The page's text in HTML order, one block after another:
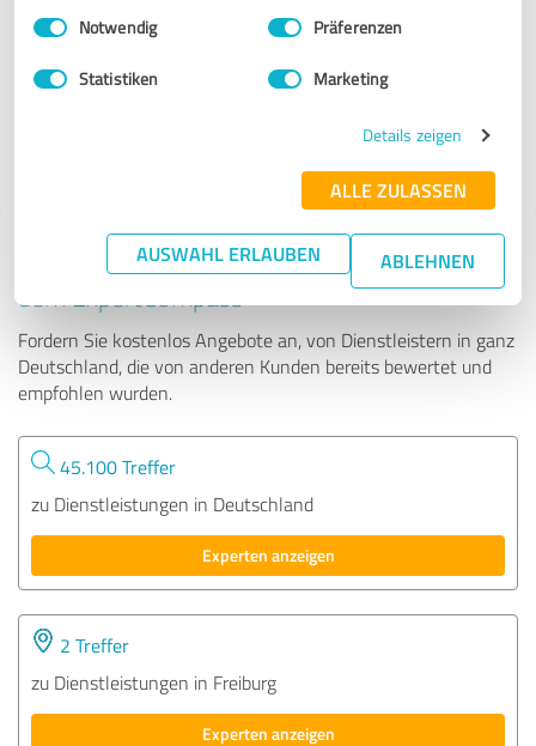
Impressum Datenschutzbestimmungen
Einwilligungsauswahl
Notwendig Präferenzen
Statistiken Marketing
Details zeigen
ALLE ZULASSEN
AUSWAHL ERLAUBEN ABLEHNEN
Hanse Mondial GmbH
Tipp: Die passenden Experten finden - mit
dem ExpertCompass
Fordern Sie kostenlos Angebote an, von Dienstleistern in ganz
Deutschland, die von anderen Kunden bereits bewertet und
empfohlen wurden.
45.100 Treffer
zu Dienstleistungen in Deutschland
Experten anzeigen
2 Treffer
zu Dienstleistungen in Freiburg
Experten anzeigen